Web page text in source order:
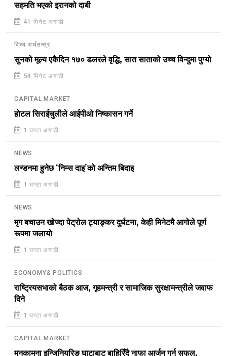
सहमति भएको इरानको दाबी
41 मिनेट अगाडी
विश्व अर्थतन्त्र
सुनको मूल्य एकैदिन १७० डलरले वृद्धि, सात साताको उच्च विन्दुमा पुग्यो
54 मिनेट अगाडी
CAPITAL MARKET
होटल सिराईचुलीले आईपीओ निष्कासन गर्ने
1 घण्टा अगाडी
NEWS
लन्डनमा हुनेछ ‘निम्स दाइ’को अन्तिम बिदाइ
1 घण्टा अगाडी
NEWS
मृग बचाउन खोज्दा पेट्रोल ट्याङ्कर दुर्घटना, केही मिनेटमै आगोले पूर्ण
रूपमा जलायो
1 घण्टा अगाडी
ECONOMY& POLITICS
राष्ट्रियसभाको बैठक आज, गृहमन्त्री र सामाजिक सुरक्षामन्त्रीले जवाफ
दिने
1 घण्टा अगाडी
CAPITAL MARKET
मनकामना इन्जिनियरिङ घाटाबाट बाहिरिँदै नाफा आर्जन गर्न सफल,